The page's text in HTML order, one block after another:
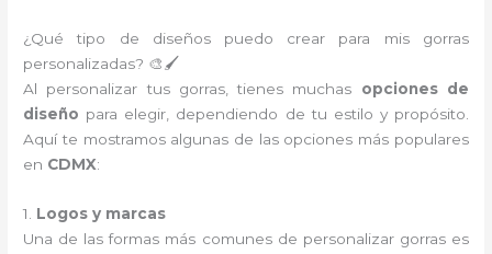
¿Qué tipo de diseños puedo crear para mis gorras
personalizadas? 🎨🖌️
Al personalizar tus gorras, tienes muchas opciones de
diseño para elegir, dependiendo de tu estilo y propósito.
Aquí te mostramos algunas de las opciones más populares
en CDMX:
1. Logos y marcas
Una de las formas más comunes de personalizar gorras es